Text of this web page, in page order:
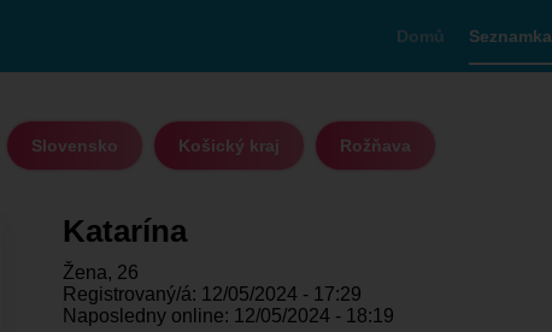
Domů Seznamka
Slovensko Košický kraj Rožňava
Katarína
Žena, 26
Registrovaný/á: 12/05/2024 - 17:29
Naposledny online: 12/05/2024 - 18:19